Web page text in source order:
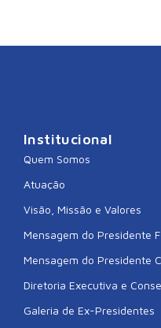
Institucional
Quem Somos
Atuação
Visão, Missão e Valores
Mensagem do Presidente
Mensagem do Presidente
Diretoria Executiva e
Galeria de Ex-Presidentes